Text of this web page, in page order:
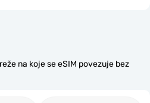
na koje se eSIM povezuje bez